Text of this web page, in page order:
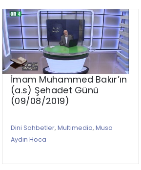
İmam Muhammed Bakır’ın
(a.s) Şehadet Günü
(09/08/2019)
Dini Sohbetler, Multimedia, Musa
Aydın Hoca